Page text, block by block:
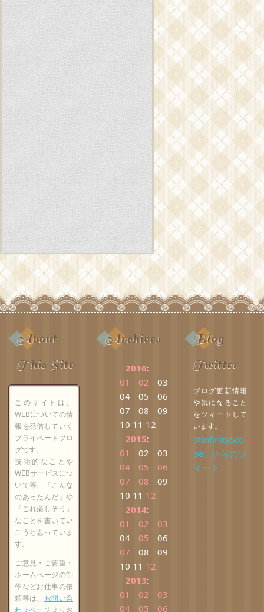
About
This Site
このサイトは、
WEBについての情
報を発信していく
プライベートブロ
グです。
技術的なことや
WEBサービスにつ
いて等、『こんな
のあったんだ』や
『これ楽しそう』
なことを書いてい
こうと思っていま
す。
ご意見・ご要望・
ホームページの制
作などお仕事の依
頼等は、 お問い合
わせページ よりお
Archives
2016:
01
02
03
04
05
06
07
08
09
10 11 12
2015:
01
02
03
04
05
06
07
08
09
10 11 12
2014:
01
02
03
04
05
06
07
08
09
10 11 12
2013:
01
02
03
04
05 06
Blog
Twitter
ブログ更新情報
や気になること
をツィートして
います。
@InfinitySco
pe1 からのツ
イート